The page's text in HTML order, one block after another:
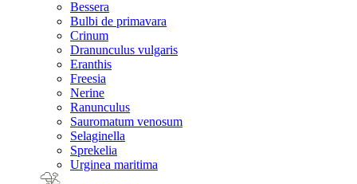
Bessera
Bulbi de primavara
Crinum
Dranunculus vulgaris
Eranthis
Freesiа
Nerine
Ranunculus
Sauromatum venosum
Selaginella
Sprekelia
Urginea maritima